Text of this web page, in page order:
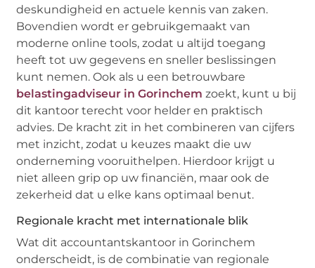
deskundigheid en actuele kennis van zaken.
Bovendien wordt er gebruikgemaakt van
moderne online tools, zodat u altijd toegang
heeft tot uw gegevens en sneller beslissingen
kunt nemen. Ook als u een betrouwbare
belastingadviseur in Gorinchem zoekt, kunt u bij
dit kantoor terecht voor helder en praktisch
advies. De kracht zit in het combineren van cijfers
met inzicht, zodat u keuzes maakt die uw
onderneming vooruithelpen. Hierdoor krijgt u
niet alleen grip op uw financiën, maar ook de
zekerheid dat u elke kans optimaal benut.
Regionale kracht met internationale blik
Wat dit accountantskantoor in Gorinchem
onderscheidt, is de combinatie van regionale